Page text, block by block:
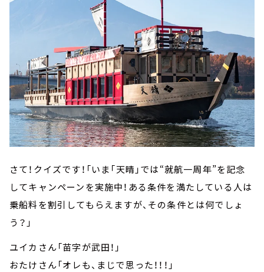
さて！クイズです！「いま「天晴」では“就航一周年”を記念
してキャンペーンを実施中！ある条件を満たしている人は
乗船料を割引してもらえますが、その条件とは何でしょ
う？」
ユイカさん「苗字が武田！」
おたけさん「オレも、まじで思った！！！」